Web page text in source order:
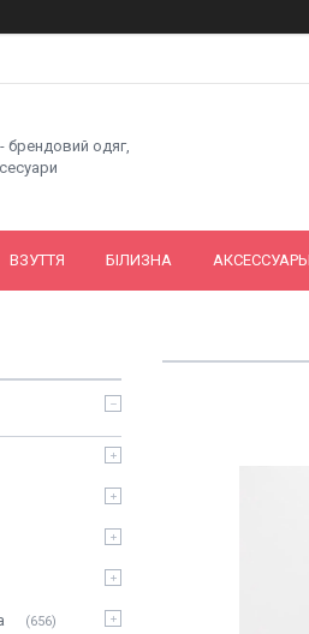
брендовий одяг,
ВЗУТТЯ БІЛИЗНА АКСЕССУАРЫ
656